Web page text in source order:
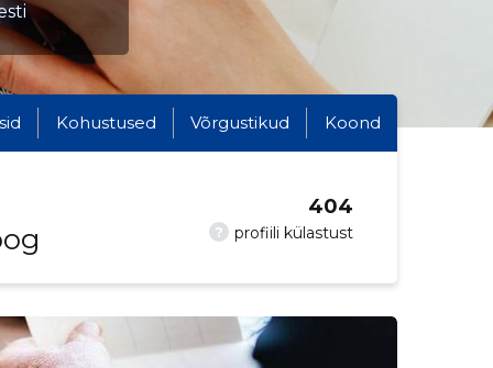
Kohustused Võrgustikud Koond
? profiili külastust
404